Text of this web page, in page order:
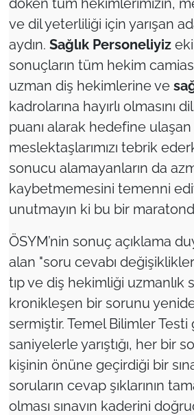
ve dil yeterliliği için yarışan
aydın. Sağlık Personeliyiz
sonuçların tüm hekim
uzman diş hekimlerine ve
kadrolarına hayırlı olmasını
puanı alarak hedefine ulaşan
meslektaşlarımızı tebrik
sonucu alamayanların da
kaybetmemesini temenni
unutmayın ki bu bir
ÖSYM’nin sonuç açıklama
alan "soru cevabı
tıp ve diş hekimliği uzmanlık
kronikleşen bir sorunu
sermiştir. Temel Bilimler Testi
saniyelerle yarıştığı, her bir
kişinin önüne geçirdiği bir
soruların cevap şıklarının
olması sınavın kaderini